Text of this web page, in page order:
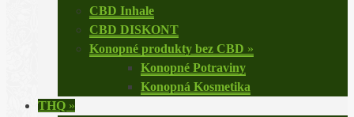
CBD Inhale
CBD DISKONT
Konopné produkty bez CBD »
Konopné Potraviny
Konopná Kosmetika
THQ »